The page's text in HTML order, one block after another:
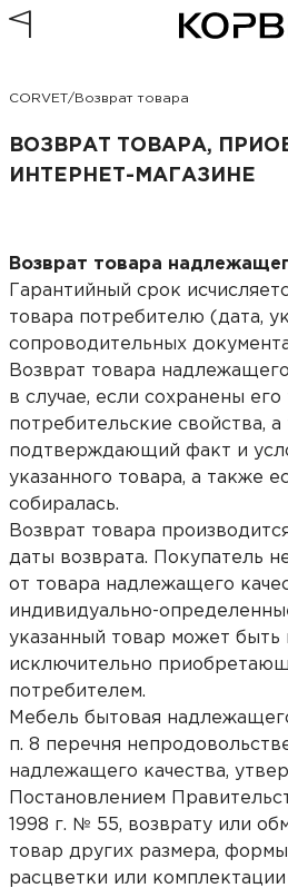
CORVET/Возврат товара
ВОЗВРАТ ТОВАРА,
ИНТЕРНЕТ-МАГАЗИНЕ
Возврат товара
Гарантийный срок
товара потребителю (дата,
сопроводительных
Возврат товара
в случае, если сохранены
потребительские свойства,
подтверждающий факт и
указанного товара, а также
собиралась.
Возврат товара
даты возврата. Покупатель
от товара надлежащего
индивидуально-
указанный товар может быть
исключительно
потребителем.
Мебель бытовая
п. 8 перечня
надлежащего качества,
Постановлением
1998 г. № 55, возврату или
товар других размера,
расцветки или